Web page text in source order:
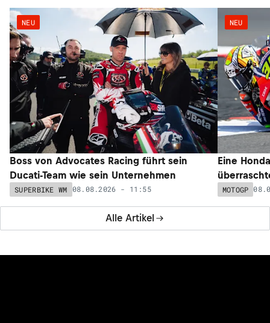
Alle Artikel
NEU
Boss von Advocates Racing führt sein
Ducati-Team wie sein Unternehmen
SUPERBIKE WM 08.08.2026 - 11:55
NEU
Eine
MOTOGP